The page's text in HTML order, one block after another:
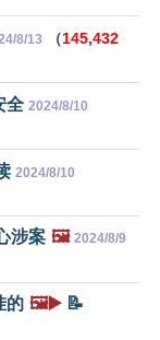
8/13 （145,432
全 2024/8/10
2024/8/10
涉案 🖼️ 2024/8/9
的 🖼️▶️ 📝